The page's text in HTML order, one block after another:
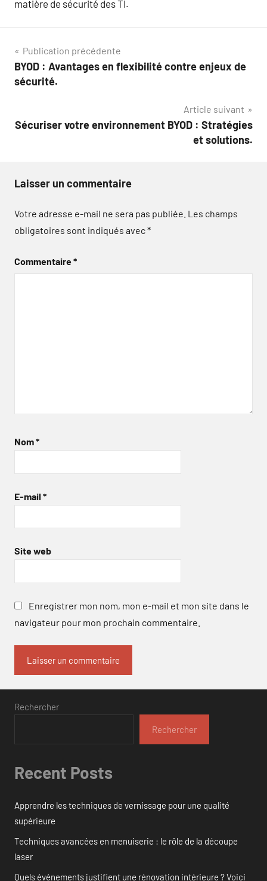
matière de sécurité des TI.
Navigation
de
Publication précédente
BYOD : Avantages en flexibilité contre enjeux de
sécurité.
Article suivant
Sécuriser votre environnement BYOD : Stratégies
et solutions.
Laisser un commentaire
Votre adresse e-mail ne sera pas publiée. Les champs
obligatoires sont indiqués avec*
Commentaire*
Nom*
E-mail *
Site web
Enregistrer mon nom, mon e-mail et mon site dans le
navigateur pour mon prochain commentaire.
Rechercher
Rechercher
Recent Posts
Apprendre les techniques de vernissage pour une qualité
supérieure
Techniques avancées en menuiserie : le rôle de la découpe
laser
Quels événements justifient une rénovation intérieure ? Voici